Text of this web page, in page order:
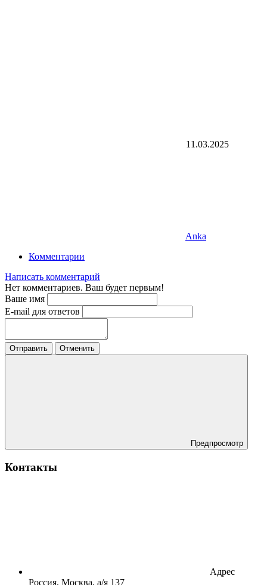
11.03.2025
Anka
Комментарии
Написать комментарий
Нет комментариев. Ваш будет первым!
Ваше имя
E-mail для ответов
Отправить Отменить
Предпросмотр
Контакты
Адрес
Россия, Москва, а/я 137